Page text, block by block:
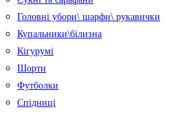
Головні убори\ шарфи\ рукавички
Купальники\білизна
Кігурумі
Шорти
Футболки
Спідниці